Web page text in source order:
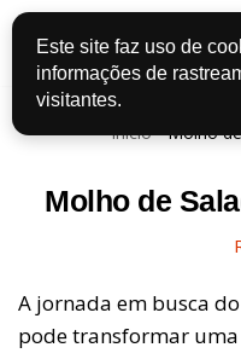
Pular
para
o
Início-Molho
Molho de
A jornada em busca
pode transformar
Este site faz uso de
informações de
visitantes.